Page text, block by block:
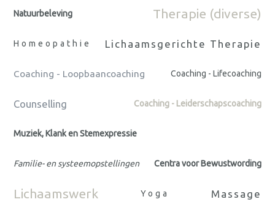
Natuurbeleving Therapie (diverse)
Homeopathie Lichaamsgerichte Therapie
Coaching - Loopbaancoaching Coaching - Lifecoaching
Counselling Coaching - Leiderschapscoaching
Muziek, Klank en Stemexpressie
Familie- en systeemopstellingen Centra voor Bewustwording
Lichaamswerk Yoga Massage